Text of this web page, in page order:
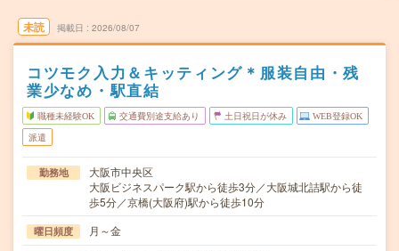
未読 掲載日 2026/08/07
コツモク入力＆キッティング＊服装自由・残
業少なめ・駅直結
職種未経験OK 交通費別途支給あり 土日祝日が休み WEB登録OK
派遣
勤務地
大阪市中央区
大阪ビジネスパーク駅から徒歩3分／大阪城北詰駅から徒
歩5分／京橋(大阪府)駅から徒歩10分
曜日頻度 月～金